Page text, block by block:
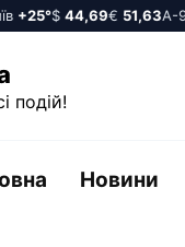
$44,69€51,63А-95
подій!
Новини